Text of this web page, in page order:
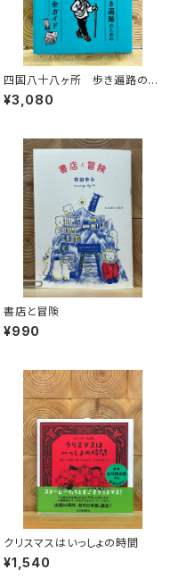
四国八十八ヶ所 歩き遍路のた
めの完全ガイド
¥3,080
書店と冒険
¥990
クリスマスはいっしょの時間
¥1,540